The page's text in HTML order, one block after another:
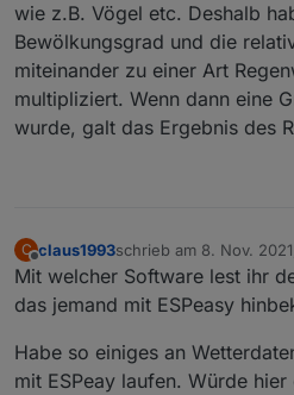
wie z.B. Vögel etc. Deshalb
Bewölkungsgrad und die
miteinander zu einer Art
multipliziert. Wenn dann eine
wurde, galt das Ergebnis des
C
Offline
claus1993schrieb am 8. Nov.
zuletzt editiert von
Mit welcher Software lest ihr
das jemand mit ESPeasy
Habe so einiges an
mit ESPeay laufen. Würde